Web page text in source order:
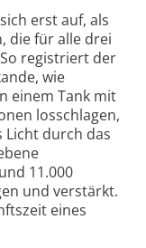
erst auf, als
die für alle drei
registriert der
wie
einem Tank mit
losschlagen,
Licht durch das
11.000
und verstärkt.
eines